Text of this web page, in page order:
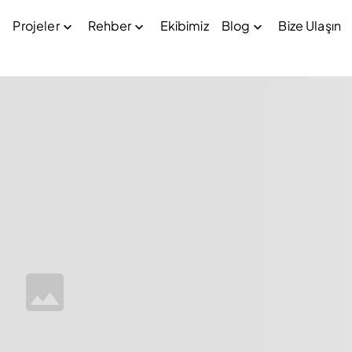
Projeler Rehber Ekibimiz Blog Bize Ulaşın